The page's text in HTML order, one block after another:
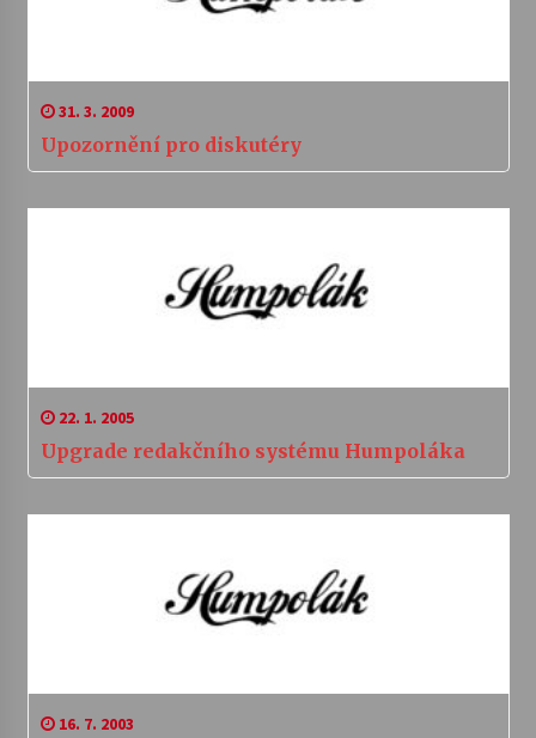
31. 3. 2009
Upozornění pro diskutéry
22. 1. 2005
Upgrade redakčního systému Humpoláka
16. 7. 2003